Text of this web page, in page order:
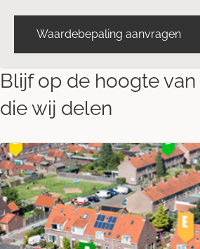
Waardebepaling aanvragen
Blijf op de hoogte
die wij delen